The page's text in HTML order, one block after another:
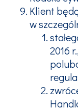
Klient
w
2016